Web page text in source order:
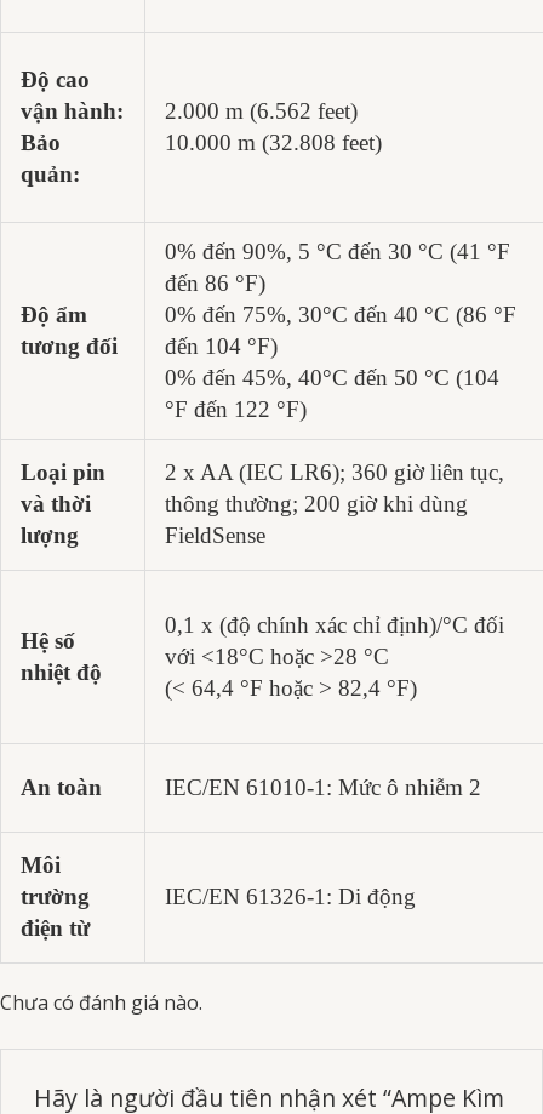
Độ cao
vận hành:
Bảo
quản:
2.000 m (6.562 feet)
10.000 m (32.808 feet)
Độ ẩm
tương đối
0% đến 90%, 5 °C đến 30 °C (41 °F
đến 86 °F)
0% đến 75%, 30°C đến 40 °C (86 °F
đến 104 °F)
0% đến 45%, 40°C đến 50 °C (104
°F đến 122 °F)
Loại pin
và thời
lượng
2 x AA (IEC LR6); 360 giờ liên tục,
thông thường; 200 giờ khi dùng
FieldSense
Hệ số
nhiệt độ
0,1 x (độ chính xác chỉ định)/°C đối
với <18°C hoặc >28 °C
(< 64,4 °F hoặc > 82,4 °F)
An toàn IEC/EN 61010-1: Mức ô nhiễm 2
Môi
trường
điện từ
IEC/EN 61326-1: Di động
Chưa có đánh giá nào.
Hãy là người đầu tiên nhận xét “Ampe Kìm